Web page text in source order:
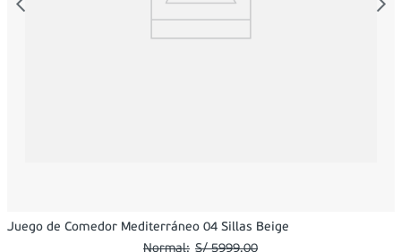
Juego de Comedor Mediterráneo 04 Sillas Beige
S/ 5999.00